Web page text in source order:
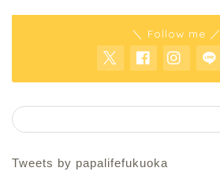
＼ Follow me ／
Tweets by papalifefukuoka